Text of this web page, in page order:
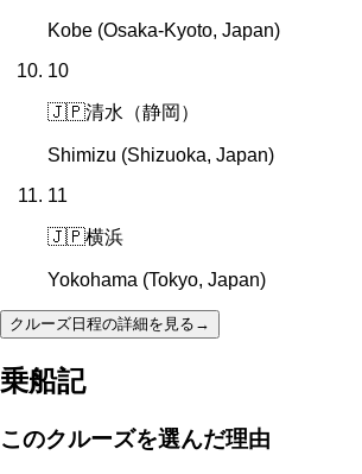
Kobe (Osaka-Kyoto, Japan)
10
🇯🇵清水（静岡）
Shimizu (Shizuoka, Japan)
11
🇯🇵横浜
Yokohama (Tokyo, Japan)
クルーズ日程の詳細を見る →
乗船記
このクルーズを選んだ理由